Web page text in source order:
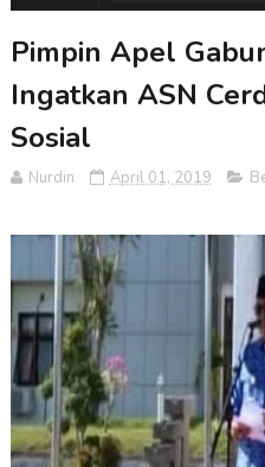
Pimpin Apel
Ingatkan ASN
Sosial
Nurdin April 01, 2019